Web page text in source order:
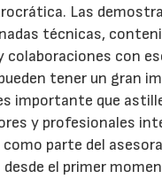
Las
técnicas,
colaboraciones con
tener un gran
importante que
y profesionales
como parte del
el primer